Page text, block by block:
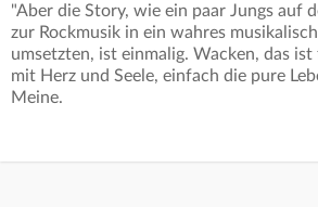
"Aber die Story, wie ein paar Jungs auf
zur Rockmusik in ein wahres
umsetzten, ist einmalig. Wacken, das ist
mit Herz und Seele, einfach die pure
Meine.